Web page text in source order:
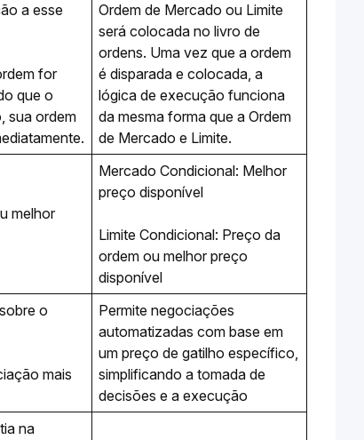
a esse
for
que o
sua ordem
Ordem de Mercado ou Limite
será colocada no livro de
ordens. Uma vez que a ordem
é disparada e colocada, a
lógica de execução funciona
da mesma forma que a Ordem
de Mercado e Limite.
melhor
Mercado Condicional: Melhor
preço disponível
Limite Condicional: Preço da
ordem ou melhor preço
disponível
o
mais
Permite negociações
automatizadas com base em
um preço de gatilho específico,
simplificando a tomada de
decisões e a execução
na